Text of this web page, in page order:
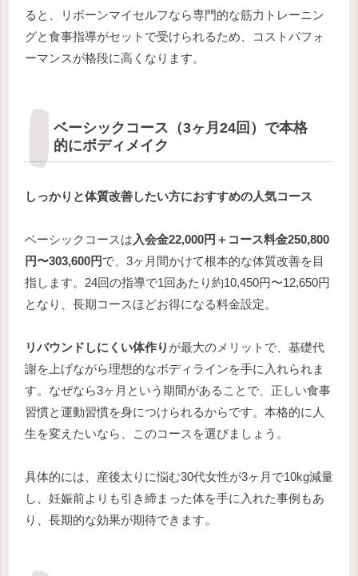
ると、リボーンマイセルフなら専門的な筋力トレーニン
グと食事指導がセットで受けられるため、コストパフォ
ーマンスが格段に高くなります。
ベーシックコース（3ヶ月24回）で本格
的にボディメイク
しっかりと体質改善したい方におすすめの人気コース
ベーシックコースは 入会金22,000円＋コース料金250,800
円〜303,600円で、3ヶ月間かけて根本的な体質改善を目
指します。24回の指導で1回あたり約10,450円〜12,650円
となり、長期コースほどお得になる料金設定。
リバウンドしにくい体作り が最大のメリットで、基礎代
謝を上げながら理想的なボディラインを手に入れられま
す。なぜなら3ヶ月という期間があることで、正しい食事
習慣と運動習慣を身につけられるからです。本格的に人
生を変えたいなら、このコースを選びましょう。
具体的には、産後太りに悩む30代女性が3ヶ月で10kg減量
し、妊娠前よりも引き締まった体を手に入れた事例もあ
り、長期的な効果が期待できます。